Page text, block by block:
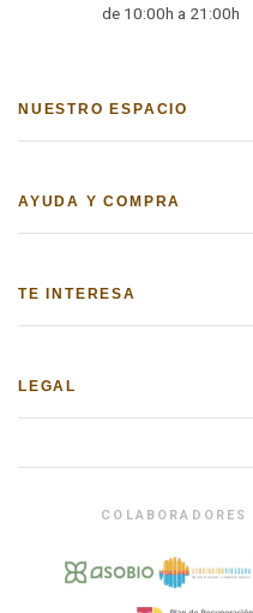
de 10:00h a 21:00h
NUESTRO ESPACIO
AYUDA Y COMPRA
TE INTERESA
LEGAL